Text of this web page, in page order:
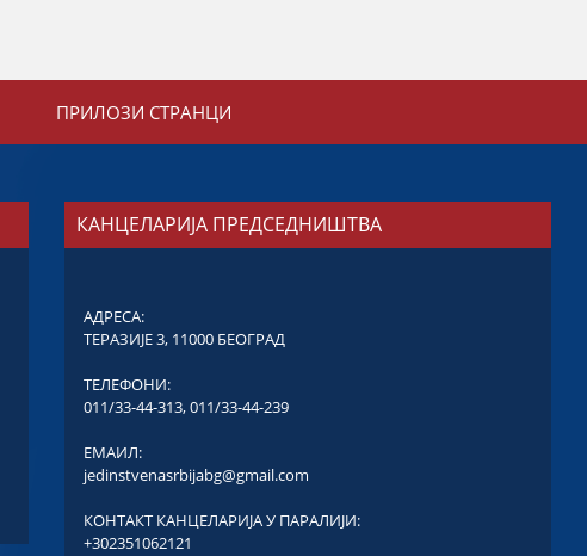
ПРИЛОЗИ СТРАНЦИ
КАНЦЕЛАРИЈА ПРЕДСЕДНИШТВА
АДРЕСА:
ТЕРАЗИЈЕ 3, 11000 БЕОГРАД
ТЕЛЕФОНИ:
011/33-44-313,011/33-44-239
ЕМАИЛ:
jedinstvenasrbijabg@gmail.com
КОНТАКТ КАНЦЕЛАРИЈА У ПАРАЛИЈИ:
+302351062121